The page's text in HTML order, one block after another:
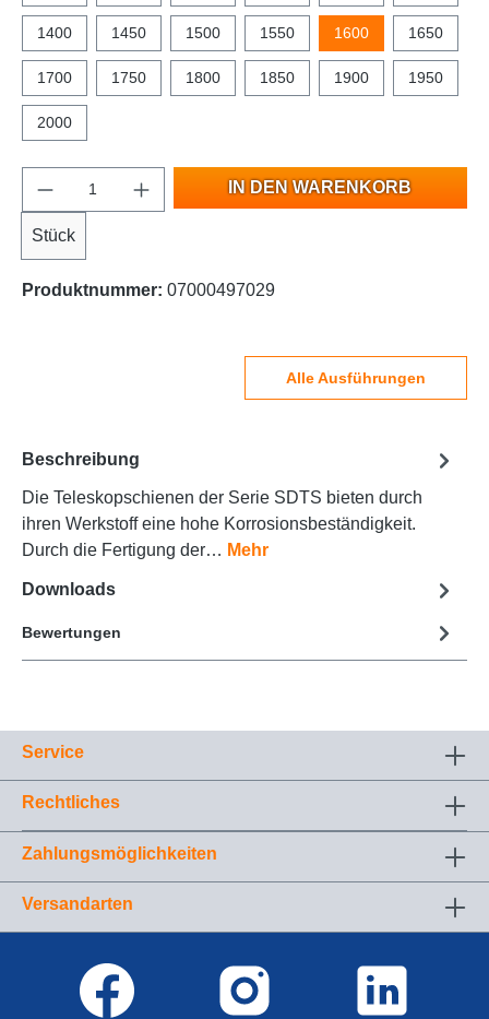
1400 1450 1500 1550 1600 1650
1700 1750 1800 1850 1900 1950
2000
Stück
IN DEN WARENKORB
Produktnummer: 07000497029
Alle Ausführungen
Beschreibung
Die Teleskopschienen der Serie SDTS bieten durch
ihren Werkstoff eine hohe Korrosionsbeständigkeit.
Durch die Fertigung der… Mehr
Downloads
Bewertungen
Service
Rechtliches
Zahlungsmöglichkeiten
Versandarten